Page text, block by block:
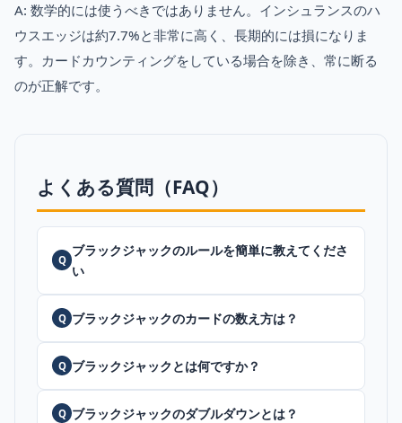
A: 数学的には使うべきではありません。インシュランスのハ
ウスエッジは約7.7%と非常に高く、長期的には損になりま
す。カードカウンティングをしている場合を除き、常に断る
のが正解です。
よくある質問（FAQ）
Q
ブラックジャックのルールを簡単に教えてくださ
い
Q ブラックジャックのカードの数え方は？
Q ブラックジャックとは何ですか？
Q ブラックジャックのダブルダウンとは？